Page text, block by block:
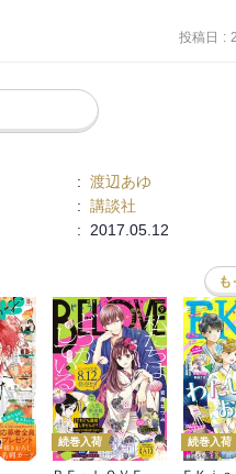
投稿日 :
: 渡辺あゆ
: 講談社
:
2017.05.12
も
続巻入荷 続巻入荷